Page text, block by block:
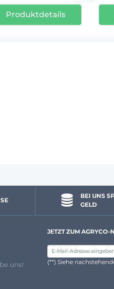
Produktdetails
BEI UNS
GELD
uns!
JETZT ZUM AGRYCO-
(**) Siehe